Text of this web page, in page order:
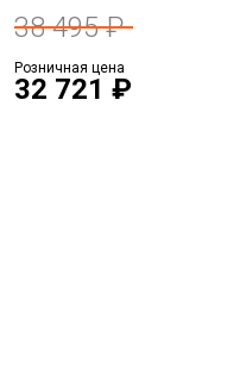
Розничная цена
32 721 ₽
38 495 ₽